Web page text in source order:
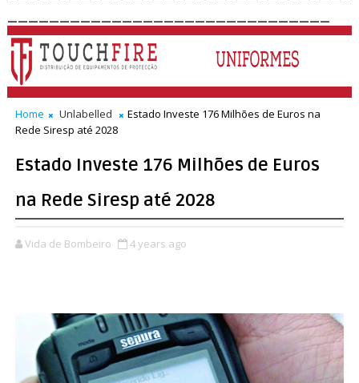
Home Unlabelled
Estado Investe 176 Milhões de Euros na
Rede Siresp até 2028
Estado Investe 176 Milhões de Euros
na Rede Siresp até 2028
Vida de Bombeiro 4 years ago